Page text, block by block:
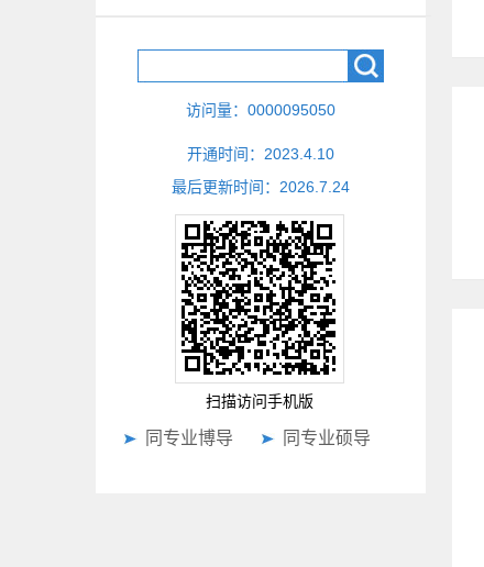
访问量： 0000095050
开通时间： 2023 4 10
最后更新时间： 2026 7 24
扫描访问手机版
同专业博导 同专业硕导